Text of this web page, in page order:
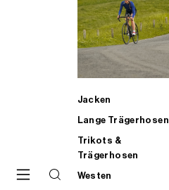
Jacken
Lange Trägerhosen
Trikots &
Trägerhosen
Westen